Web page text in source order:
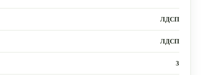
ЛДСП
ЛДСП
3